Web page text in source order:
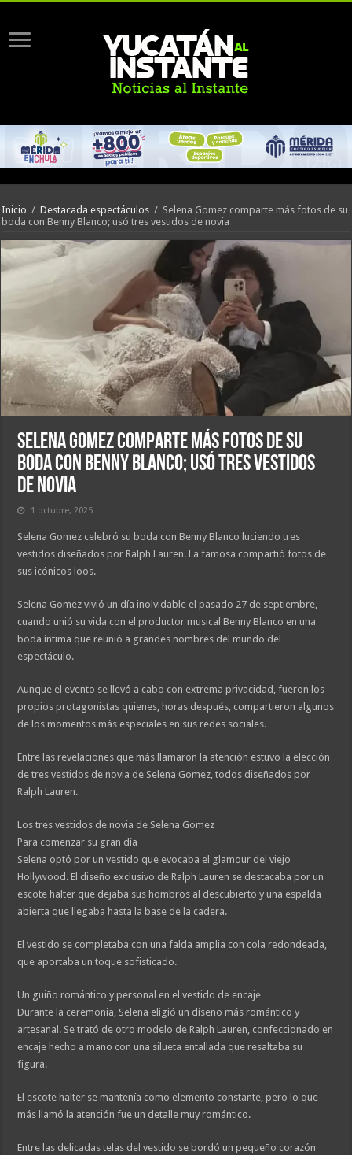
Inicio / Destacada espectáculos / Selena Gomez comparte más fotos de su
boda con Benny Blanco; usó tres vestidos de novia
Selena Gomez comparte más fotos de su
boda con Benny Blanco; usó tres vestidos
de novia
1 octubre, 2025
Selena Gomez celebró su boda con Benny Blanco luciendo tres
vestidos diseñados por Ralph Lauren. La famosa compartió fotos de
sus icónicos loos.
Selena Gomez vivió un día inolvidable el pasado 27 de septiembre,
cuando unió su vida con el productor musical Benny Blanco en una
boda íntima que reunió a grandes nombres del mundo del
espectáculo.
Aunque el evento se llevó a cabo con extrema privacidad, fueron los
propios protagonistas quienes, horas después, compartieron algunos
de los momentos más especiales en sus redes sociales.
Entre las revelaciones que más llamaron la atención estuvo la elección
de tres vestidos de novia de Selena Gomez, todos diseñados por
Ralph Lauren.
Los tres vestidos de novia de Selena Gomez
Para comenzar su gran día
Selena optó por un vestido que evocaba el glamour del viejo
Hollywood. El diseño exclusivo de Ralph Lauren se destacaba por un
escote halter que dejaba sus hombros al descubierto y una espalda
abierta que llegaba hasta la base de la cadera.
El vestido se completaba con una falda amplia con cola redondeada,
que aportaba un toque sofisticado.
Un guiño romántico y personal en el vestido de encaje
Durante la ceremonia, Selena eligió un diseño más romántico y
artesanal. Se trató de otro modelo de Ralph Lauren, confeccionado en
encaje hecho a mano con una silueta entallada que resaltaba su
figura.
El escote halter se mantenía como elemento constante, pero lo que
más llamó la atención fue un detalle muy romántico.
Entre las delicadas telas del vestido se bordó un pequeño corazón